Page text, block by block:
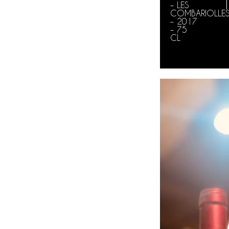
– LES
COMBARIOLLES
– 2017
– 75
CL